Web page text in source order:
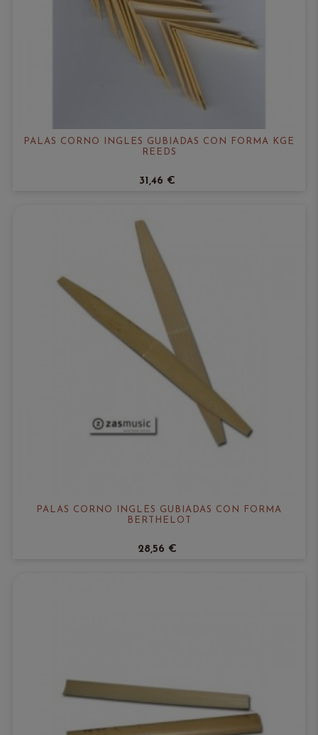
PALAS CORNO INGLES GUBIADAS CON FORMA KGE
REEDS
31,46 €
PALAS CORNO INGLÉS GUBIADAS CON FORMA
BERTHELOT
28,56 €